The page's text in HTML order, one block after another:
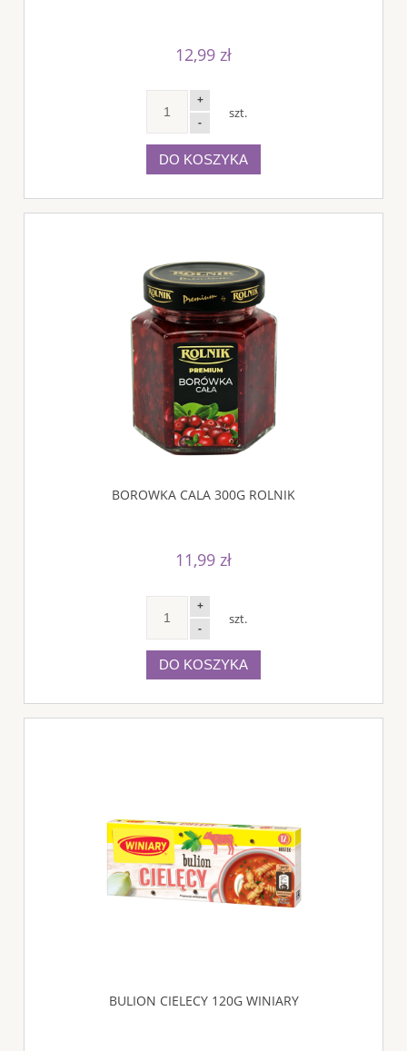
12,99 zł
+
-
szt.
DO KOSZYKA
BOROWKA CALA 300G ROLNIK
11,99 zł
+
-
szt.
DO KOSZYKA
BULION CIELECY 120G WINIARY